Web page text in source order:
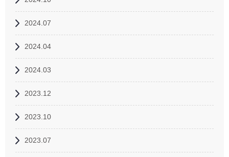
2024.07
2024.04
2024.03
2023.12
2023.10
2023.07